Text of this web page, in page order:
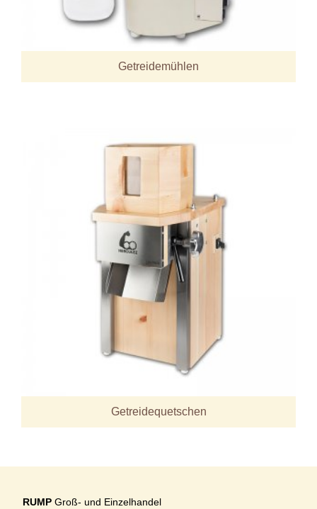
Getreidemühlen
Getreidequetschen
RUMP Groß- und Einzelhandel